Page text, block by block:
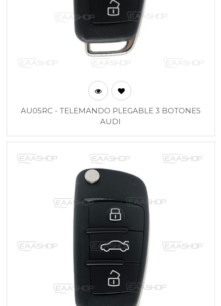
AU05RC - TELEMANDO PLEGABLE 3 BOTONES
AUDI